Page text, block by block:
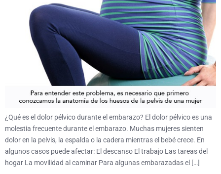
¿Qué es el dolor pélvico durante el embarazo? El dolor pélvico es una
molestia frecuente durante el embarazo. Muchas mujeres sienten
dolor en la pelvis, la espalda o la cadera mientras el bebé crece. En
algunos casos puede afectar: El descanso El trabajo Las tareas del
hogar La movilidad al caminar Para algunas embarazadas el […]